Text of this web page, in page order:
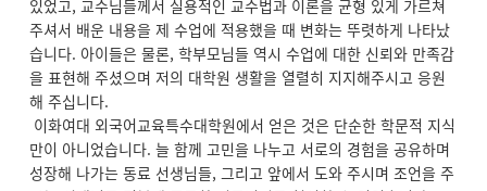
있었고, 교수님들께서 실용적인 교수법과 이론을 균형 있게 가르쳐
주셔서 배운 내용을 제 수업에 적용했을 때 변화는 뚜렷하게 나타났
습니다. 아이들은 물론, 학부모님들 역시 수업에 대한 신뢰와 만족감
을 표현해 주셨으며 저의 대학원 생활을 열렬히 지지해주시고 응원
해 주십니다.
이화여대 외국어교육특수대학원에서 얻은 것은 단순한 학문적 지식
만이 아니었습니다. 늘 함께 고민을 나누고 서로의 경험을 공유하며
성장해 나가는 동료 선생님들, 그리고 앞에서 도와 주시며 조언을 주